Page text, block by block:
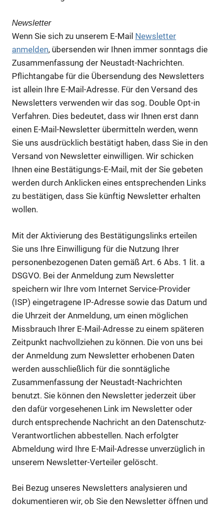
Newsletter
Wenn Sie sich zu unserem E-Mail Newsletter
anmelden, übersenden wir Ihnen immer sonntags die
Zusammenfassung der Neustadt-Nachrichten.
Pflichtangabe für die Übersendung des Newsletters
ist allein Ihre E-Mail-Adresse. Für den Versand des
Newsletters verwenden wir das sog. Double Opt-in
Verfahren. Dies bedeutet, dass wir Ihnen erst dann
einen E-Mail-Newsletter übermitteln werden, wenn
Sie uns ausdrücklich bestätigt haben, dass Sie in den
Versand von Newsletter einwilligen. Wir schicken
Ihnen eine Bestätigungs-E-Mail, mit der Sie gebeten
werden durch Anklicken eines entsprechenden Links
zu bestätigen, dass Sie künftig Newsletter erhalten
wollen.
Mit der Aktivierung des Bestätigungslinks erteilen
Sie uns Ihre Einwilligung für die Nutzung Ihrer
personenbezogenen Daten gemäß Art. 6 Abs. 1 lit. a
DSGVO. Bei der Anmeldung zum Newsletter
speichern wir Ihre vom Internet Service-Provider
(ISP) eingetragene IP-Adresse sowie das Datum und
die Uhrzeit der Anmeldung, um einen möglichen
Missbrauch Ihrer E-Mail-Adresse zu einem späteren
Zeitpunkt nachvollziehen zu können. Die von uns bei
der Anmeldung zum Newsletter erhobenen Daten
werden ausschließlich für die sonntägliche
Zusammenfassung der Neustadt-Nachrichten
benutzt. Sie können den Newsletter jederzeit über
den dafür vorgesehenen Link im Newsletter oder
durch entsprechende Nachricht an den Datenschutz-
Verantwortlichen abbestellen. Nach erfolgter
Abmeldung wird Ihre E-Mail-Adresse unverzüglich in
unserem Newsletter-Verteiler gelöscht.
Bei Bezug unseres Newsletters analysieren und
dokumentieren wir, ob Sie den Newsletter öffnen und